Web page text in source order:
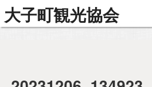
大子町観光協会